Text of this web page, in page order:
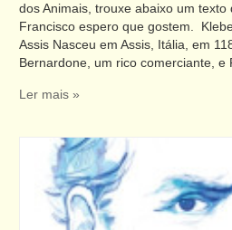
dos Animais, trouxe abaixo um
Francisco espero que gostem.
Assis Nasceu em Assis, Itália, em
Bernardone, um rico comerciante, e
Ler mais »